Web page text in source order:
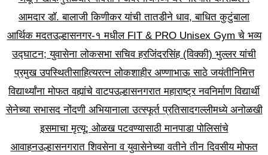
आमदार डॉ. बालाजी किणीकर यांची तातडीने धाव, बाधित कुटुंबाला
आर्थिक मदतउल्हासनगर-१ मधील FIT & PRO Unisex Gym चे भव्य
उद्घाटन; युवासेना लोकसभा सचिव हरजिंदरसिंह (विक्की) भुल्लर यांची
प्रमुख उपस्थितीसाहित्यरत्न लोकशाहीर अण्णाभाऊ साठे जयंतीनिमित्त
विद्यार्थ्यांना मोफत वह्यांचे वाटपउल्हासनगरात महाराष्ट्र नवनिर्माण विद्यार्थी
सेनेच्या सभासद नोंदणी अभियानाला उत्स्फूर्त प्रतिसादगल्लीमध्ये अनोळखी
इसमाचा मृत्यू; ओळख पटवण्यासाठी मानपाडा पोलिसांचे
आवाहनउल्हासनगरात शिवसेना व युवासेनेच्या वतीने तीन दिवसीय मोफत